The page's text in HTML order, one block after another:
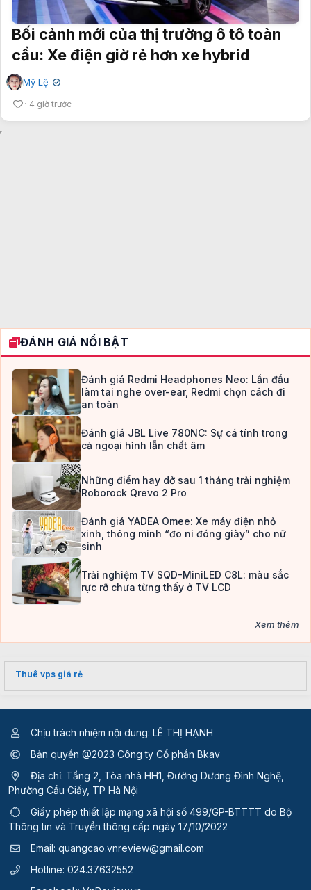
Bối cảnh mới của thị trường ô tô toàn
cầu: Xe điện giờ rẻ hơn xe hybrid
Mỹ Lệ ✔
4 giờ trước
ĐÁNH GIÁ NỔI BẬT
Đánh giá Redmi Headphones Neo: Lần đầu
làm tai nghe over-ear, Redmi chọn cách đi
an toàn
Đánh giá JBL Live 780NC: Sự cá tính trong
cả ngoại hình lẫn chất âm
Những điểm hay dở sau 1 tháng trải nghiệm
Roborock Qrevo 2 Pro
Đánh giá YADEA Omee: Xe máy điện nhỏ
xinh, thông minh “đo ni đóng giày” cho nữ
sinh
Trải nghiệm TV SQD-MiniLED C8L: màu sắc
rực rỡ chưa từng thấy ở TV LCD
Xem thêm
Thuê vps giá rẻ
Chịu trách nhiệm nội dung: LÊ THỊ HẠNH
Bản quyền @2023 Công ty Cổ phần Bkav
Địa chỉ: Tầng 2, Tòa nhà HH1, Đường Dương Đình Nghệ,
Phường Cầu Giấy, TP Hà Nội
Giấy phép thiết lập mạng xã hội số 499/GP-BTTTT do Bộ
Thông tin và Truyền thông cấp ngày 17/10/2022
Email: quangcao.vnreview@gmail.com
Hotline: 024.37632552